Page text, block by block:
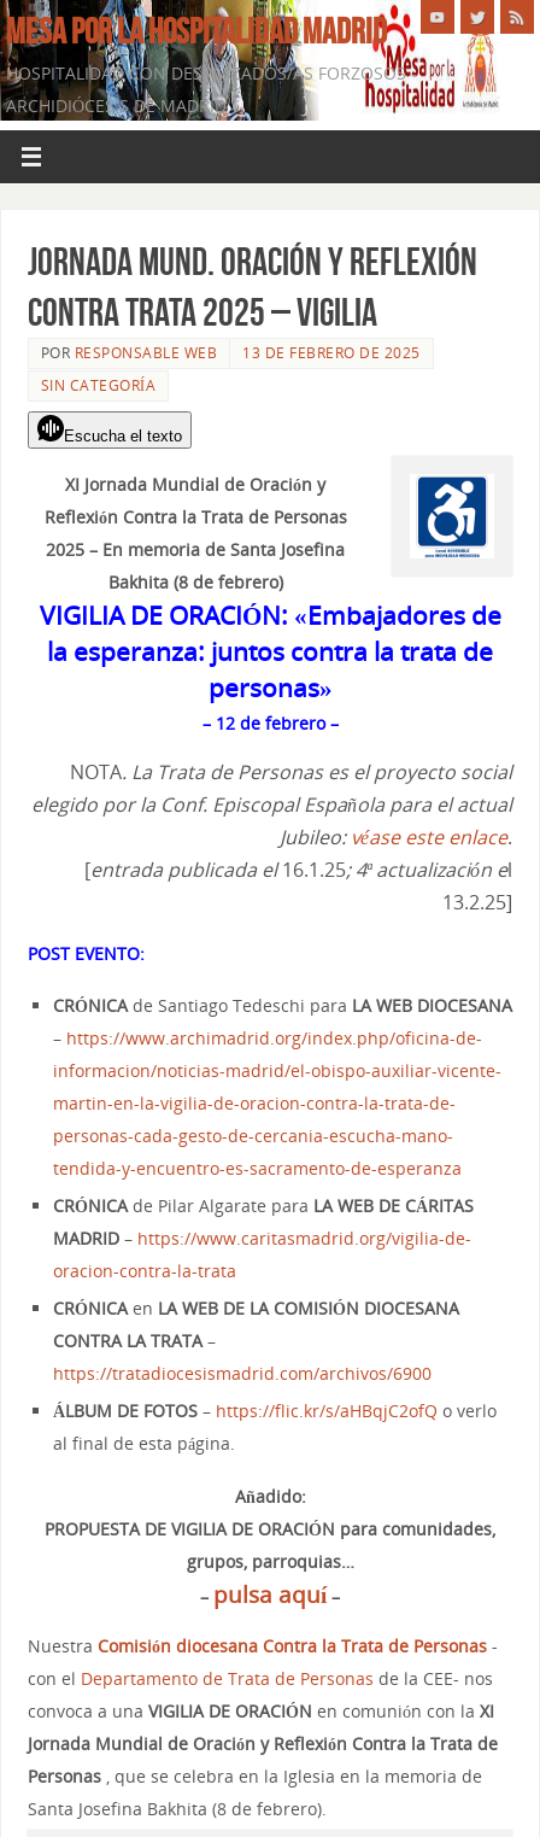
MESA POR LA HOSPITALIDAD MADRID
HOSPITALIDAD CON DESPLAZADOS/AS FORZOSOS -
ARCHIDIÓCESIS DE MADRID
Jornada Mund. Oración y Reflexión
contra Trata 2025 – Vigilia
POR RESPONSABLE WEB
13 DE FEBRERO DE 2025
SIN CATEGORÍA
Escucha el texto
XI Jornada Mundial de Oración y
Reflexión Contra la Trata de Personas
2025 – En memoria de Santa Josefina
Bakhita (8 de febrero)
VIGILIA DE ORACIÓN: «Embajadores de
la esperanza: juntos contra la trata de
personas»
– 12 de febrero –
NOTA. La Trata de Personas es el proyecto social
elegido por la Conf. Episcopal Española para el actual
Jubileo: véase este enlace.
[entrada publicada el16.1.25; 4ª actualización el
13.2.25]
POST EVENTO:
CRÓNICAde Santiago Tedeschi para LA WEB DIOCESANA
– https://www.archimadrid.org/index.php/oficina-de-
informacion/noticias-madrid/el-obispo-auxiliar-vicente-
martin-en-la-vigilia-de-oracion-contra-la-trata-de-
personas-cada-gesto-de-cercania-escucha-mano-
tendida-y-encuentro-es-sacramento-de-esperanza
CRÓNICAde Pilar Algarate para LA WEB DE CÁRITAS
MADRID – https://www.caritasmadrid.org/vigilia-de-
oracion-contra-la-trata
CRÓNICAen LA WEB DE LA COMISIÓN DIOCESANA
CONTRA LA TRATA–
https://tratadiocesismadrid.com/archivos/6900
ÁLBUM DE FOTOS – https://flic.kr/s/aHBqjC2ofQ o verlo
al final de esta página.
Añadido:
PROPUESTA DE VIGILIA DE ORACIÓN para comunidades,
grupos, parroquias…
– pulsa aquí –
Nuestra Comisión diocesana Contra la Trata de Personas-
con el Departamento de Trata de Personas de la CEE- nos
convoca a una VIGILIA DE ORACIÓN en comunión con la XI
Jornada Mundial de Oración y Reflexión Contra la Trata de
Personas, que se celebra en la Iglesia en la memoria de
Santa Josefina Bakhita (8 de febrero).